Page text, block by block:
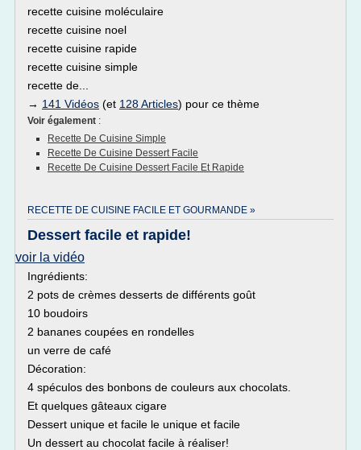
recette cuisine moléculaire
recette cuisine noel
recette cuisine rapide
recette cuisine simple
recette de...
→ 141 Vidéos (et 128 Articles) pour ce thème
Voir également :
Recette De Cuisine Simple
Recette De Cuisine Dessert Facile
Recette De Cuisine Dessert Facile Et Rapide
RECETTE DE CUISINE FACILE ET GOURMANDE »
Dessert facile et rapide!
voir la vidéo
Ingrédients:
2 pots de crèmes desserts de différents goût
10 boudoirs
2 bananes coupées en rondelles
un verre de café
Décoration:
4 spéculos des bonbons de couleurs aux chocolats.
Et quelques gâteaux cigare
Dessert unique et facile le unique et facile
Un dessert au chocolat facile à réaliser!